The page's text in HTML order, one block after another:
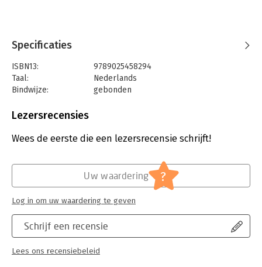
Specificaties
ISBN13:
9789025458294
Taal:
Nederlands
Bindwijze:
gebonden
Uitgever:
Verschijningsdatum:
13-11-2019
Literatuur en romans
Lezersrecensies
Wees de eerste die een lezersrecensie schrijft!
Schrijf een recensie
Lees ons recensiebeleid
Uw waardering ?
Log in om uw waardering te geven